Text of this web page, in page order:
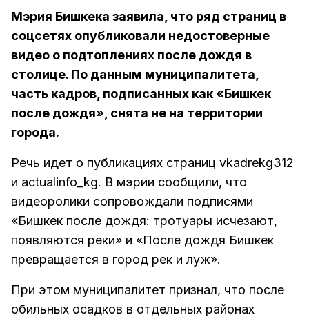
Мэрия Бишкека заявила, что ряд страниц в
соцсетях опубликовали недостоверные
видео о подтоплениях после дождя в
столице. По данным муниципалитета,
часть кадров, подписанных как «Бишкек
после дождя», снята не на территории
города.
Речь идет о публикациях страниц vkadrekg312
и actualinfo_kg. В мэрии сообщили, что
видеоролики сопровождали подписями
«Бишкек после дождя: тротуары исчезают,
появляются реки» и «После дождя Бишкек
превращается в город рек и луж».
При этом муниципалитет признал, что после
обильных осадков в отдельных районах